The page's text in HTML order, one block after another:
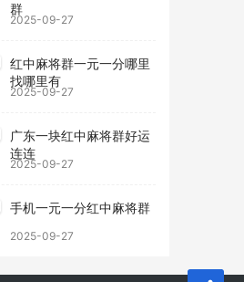
群
2025-09-27
红中麻将群一元一分哪里
找哪里有
2025-09-27
广东一块红中麻将群好运
连连
2025-09-27
手机一元一分红中麻将群
2025-09-27